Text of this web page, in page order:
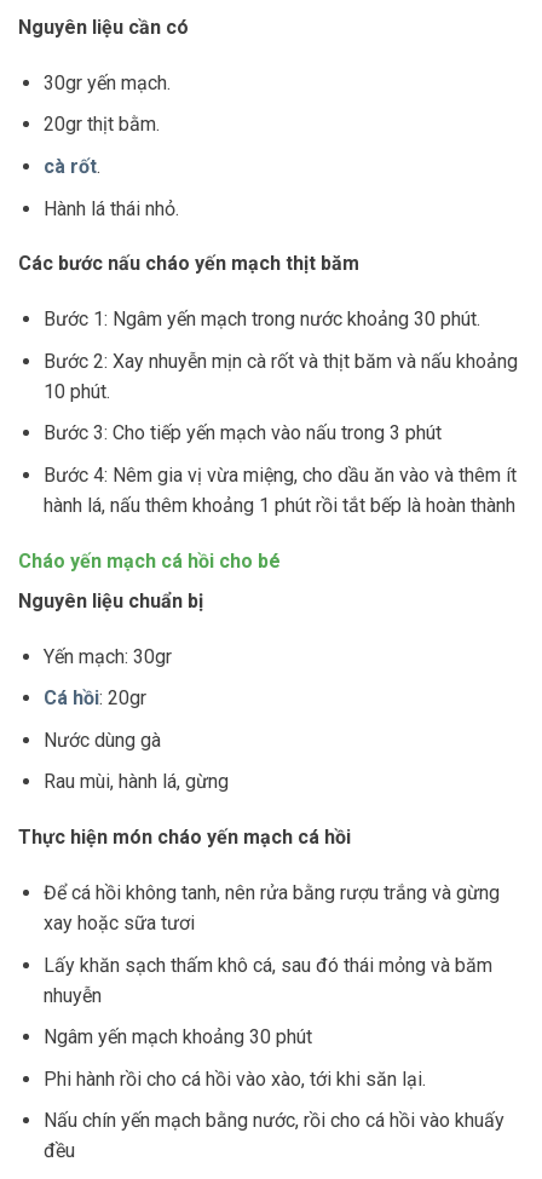
Nguyên liệu cần có
30gr yến mạch.
20gr thịt bằm.
cà rốt.
Hành lá thái nhỏ.
Các bước nấu cháo yến mạch thịt băm
Bước 1: Ngâm yến mạch trong nước khoảng 30 phút.
Bước 2: Xay nhuyễn mịn cà rốt và thịt băm và nấu khoảng
10 phút.
Bước 3: Cho tiếp yến mạch vào nấu trong 3 phút
Bước 4: Nêm gia vị vừa miệng, cho dầu ăn vào và thêm ít
hành lá, nấu thêm khoảng 1 phút rồi tắt bếp là hoàn thành
Cháo yến mạch cá hồi cho bé
Nguyên liệu chuẩn bị
Yến mạch: 30gr
Cá hồi: 20gr
Nước dùng gà
Rau mùi, hành lá, gừng
Thực hiện món cháo yến mạch cá hồi
Để cá hồi không tanh, nên rửa bằng rượu trắng và gừng
xay hoặc sữa tươi
Lấy khăn sạch thấm khô cá, sau đó thái mỏng và băm
nhuyễn
Ngâm yến mạch khoảng 30 phút
Phi hành rồi cho cá hồi vào xào, tới khi săn lại.
Nấu chín yến mạch bằng nước, rồi cho cá hồi vào khuấy
đều